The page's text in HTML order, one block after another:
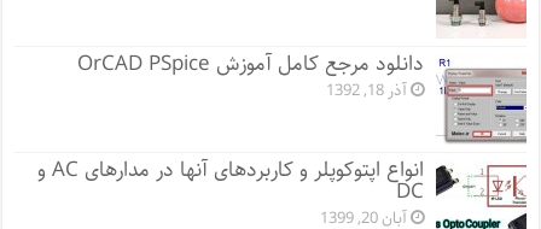
دانلود مرجع کامل آموزش OrCAD PSpice
آذر 18, 1392
انواع اپتوکوپلر و کاربردهای آنها در مدارهای AC و
DC
آبان 20, 1399